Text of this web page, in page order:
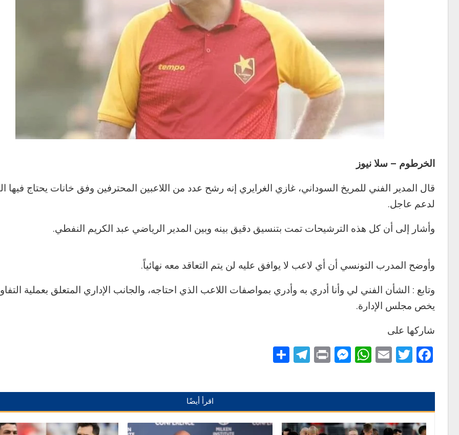
الخرطوم – سلا نيوز
قال المدير الفني للمريخ السوداني، غازي الغرايري إنه رشح عدد من اللاعبين المحترفين وفق خانات يحتاج فيها
لدعم عاجل.
وأشار إلى أن كل هذه الترشيحات تمت بتنسيق دقيق بينه وبين المدير الرياضي عبد الكريم النفطي.
وأوضح المدرب التونسي أن أي لاعب لا يوافق عليه لن يتم التعاقد معه نهائياً.
وتابع : الشأن الفني لي وأنا أدري به وأدري بمواصفات اللاعب الذي احتاجه، والجانب الإداري المتعلق بعملية
يخص مجلس الإدارة.
شاركها على
Facebook
Twitter
Email
WhatsApp
Messenger
Print
Telegram
اقرأ أيضًا